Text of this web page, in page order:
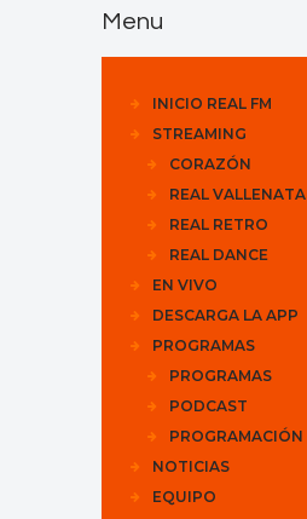
Menu
INICIO REAL FM
STREAMING
CORAZÓN
REAL VALLENATA
REAL RETRO
REAL DANCE
EN VIVO
DESCARGA LA APP
PROGRAMAS
PROGRAMAS
PODCAST
PROGRAMACIÓN
NOTICIAS
EQUIPO